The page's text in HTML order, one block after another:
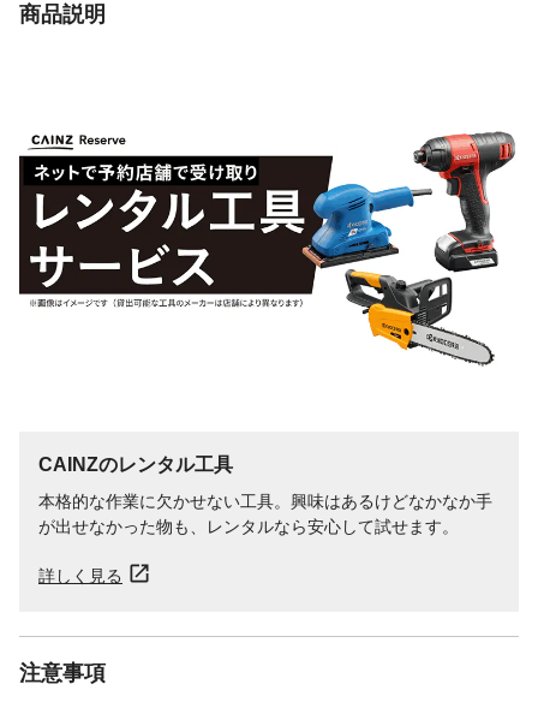
商品説明
CAINZのレンタル工具
本格的な作業に欠かせない工具。興味はあるけどなかなか手
が出せなかった物も、レンタルなら安心して試せます。
詳しく見る
注意事項